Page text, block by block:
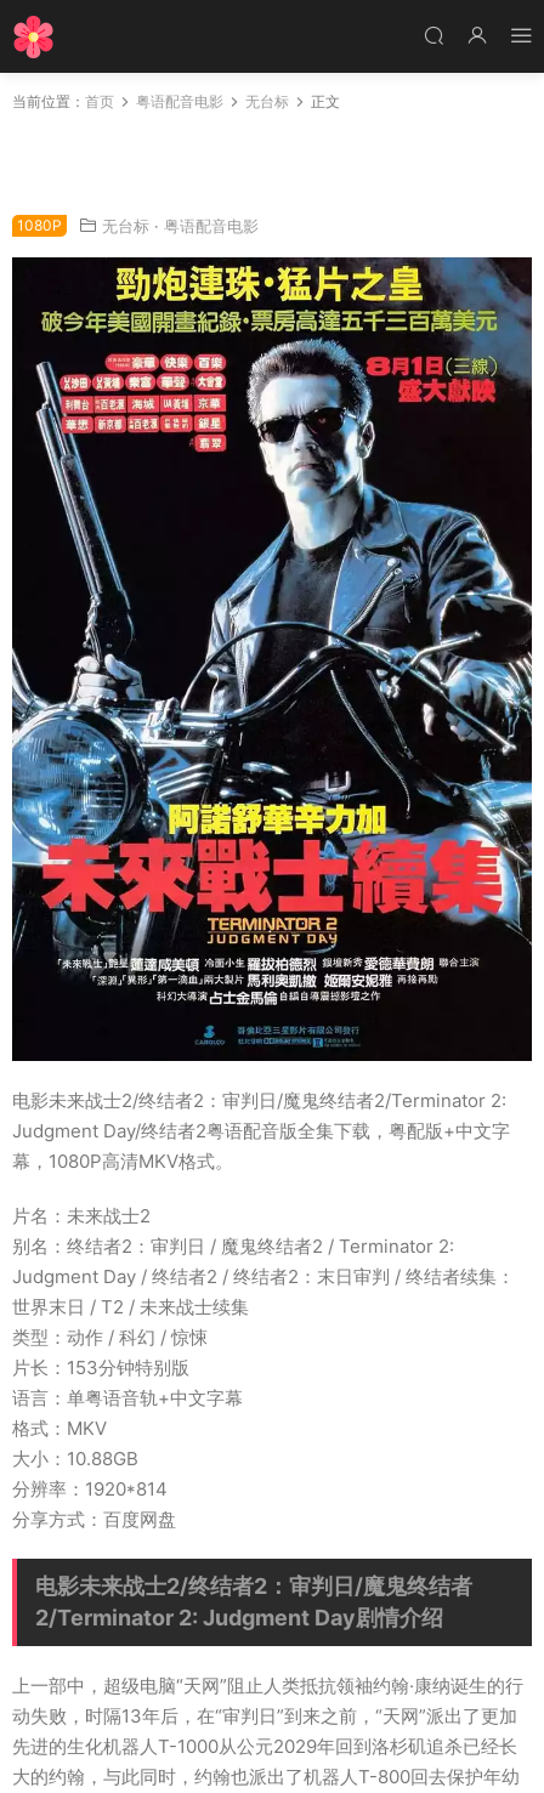
当前位置： 首页 粤语配音电影 无台标 正文
1080P 无台标 · 粤语配音电影
电影未来战士2/终结者2：审判日/魔鬼终结者2/Terminator 2:
Judgment Day/终结者2粤语配音版全集下载，粤配版+中文字
幕，1080P高清MKV格式。
片名：未来战士2
别名：终结者2：审判日 / 魔鬼终结者2 / Terminator 2:
Judgment Day / 终结者2 / 终结者2：末日审判 / 终结者续集：
世界末日 / T2 / 未来战士续集
类型：动作 / 科幻 / 惊悚
片长：153分钟特别版
语言：单粤语音轨+中文字幕
格式：MKV
大小：10.88GB
分辨率：1920*814
分享方式：百度网盘
电影未来战士2/终结者2：审判日/魔鬼终结者
2/Terminator 2: Judgment Day剧情介绍
上一部中，超级电脑“天网”阻止人类抵抗领袖约翰·康纳诞生的行
动失败，时隔13年后，在“审判日”到来之前，“天网”派出了更加
先进的生化机器人T-1000从公元2029年回到洛杉矶追杀已经长
大的约翰，与此同时，约翰也派出了机器人T-800回去保护年幼